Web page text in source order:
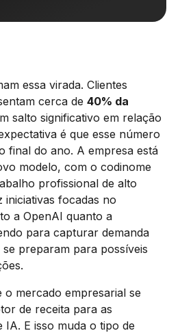
essa virada. Clientes
cerca de 40% da
salto significativo em relação
é que esse número
final do ano. A empresa está
modelo, com o codinome
profissional de alto
focadas no
a OpenAI quanto a
para capturar demanda
preparam para possíveis
mercado empresarial se
de receita para as
IA. E isso muda o tipo de